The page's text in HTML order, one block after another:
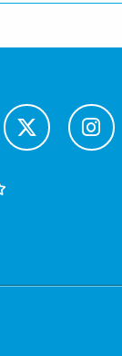
Ga
naar
Ga
naar